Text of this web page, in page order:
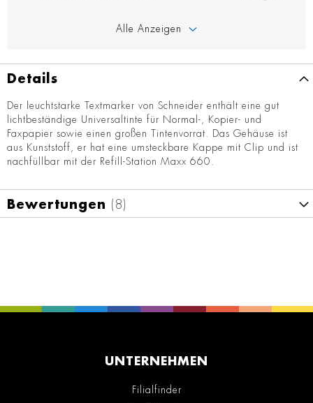
Alle Anzeigen
Details
Der leuchtstarke Textmarker von Schneider enthält eine gut
lichtbeständige Universaltinte für Normal-, Kopier- und
Faxpapier sowie einen großen Tintenvorrat. Das Gehäuse ist
aus Kunststoff, er hat eine umsteckbare Kappe mit Clip und ist
nachfüllbar mit der Refill-Station Maxx 660.
Bewertungen 8
UNTERNEHMEN
Filialfinder